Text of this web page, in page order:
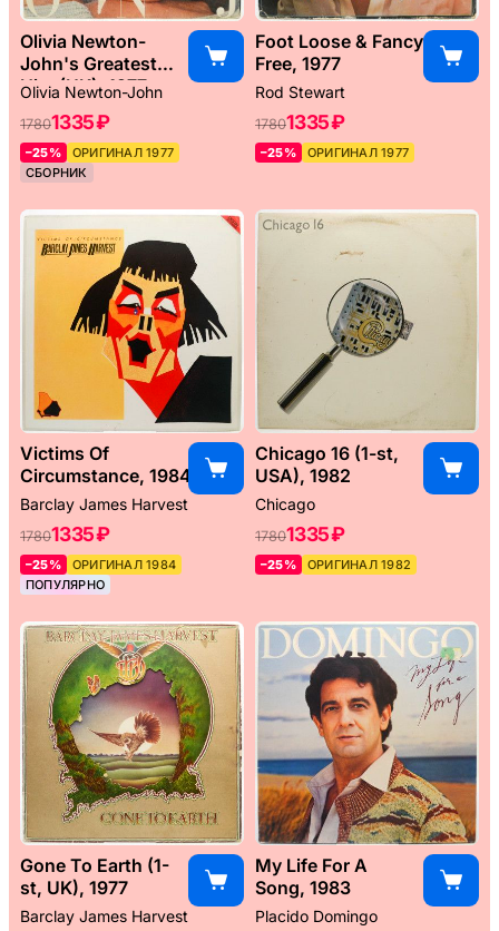
Olivia Newton-
John's Greatest
Hits (UK), 1977
Olivia Newton-John
17801335 ₽
–25%
ОРИГИНАЛ 1977
СБОРНИК
Foot Loose & Fancy
Free, 1977
Rod Stewart
17801335 ₽
–25% ОРИГИНАЛ 1977
Victims Of
Circumstance, 1984
Barclay James Harvest
17801335 ₽
–25%
ОРИГИНАЛ 1984
ПОПУЛЯРНО
Chicago 16 (1-st,
USA), 1982
Chicago
17801335 ₽
–25% ОРИГИНАЛ 1982
Gone To Earth (1-
st, UK), 1977
Barclay James Harvest
My Life For A
Song, 1983
Placido Domingo